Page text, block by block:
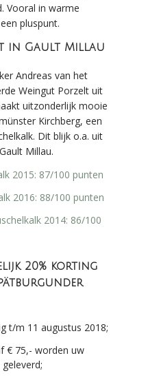
Vooral in warme
pluspunt.
in Gault Millau
Andreas van het
Weingut Porzelt uit
uitzonderlijk mooie
Kirchberg, een
Dit blijk o.a. uit
Millau.
2015: 87/100 punten
2016: 88/100 punten
2014: 86/100
20% korting
t/m 11 augustus 2018;
€ 75,- worden uw